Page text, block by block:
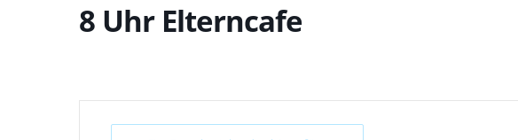
8 Uhr Elterncafe